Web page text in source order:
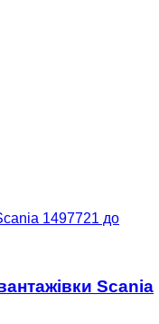
1497721 до
Scania